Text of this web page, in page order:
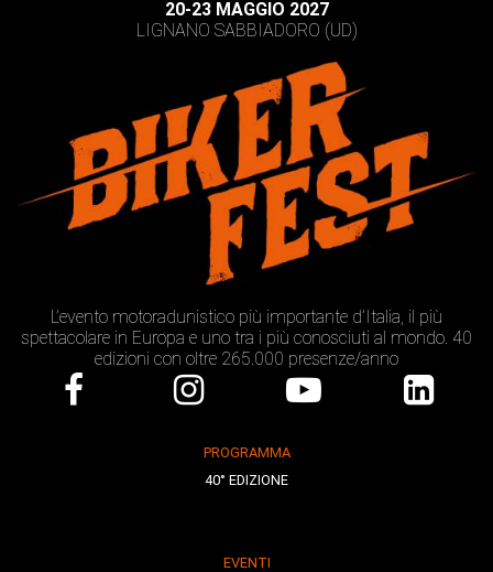
20-23 MAGGIO 2027
LIGNANO SABBIADORO (UD)
L’evento motoradunistico più importante d’Italia, il più
spettacolare in Europa e uno tra i più conosciuti al mondo. 40
edizioni con oltre 265.000 presenze/anno
PROGRAMMA
40° EDIZIONE
EVENTI